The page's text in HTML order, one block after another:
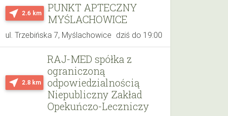
near_me 2.6 km
PUNKT APTECZNY
MYŚLACHOWICE
ul. Trzebińska 7, Myślachowice dziś do 19:00
near_me 2.8 km
RAJ-MED spółka z
ograniczoną
odpowiedzialnością
Niepubliczny Zakład
Opekuńczo-Leczniczy